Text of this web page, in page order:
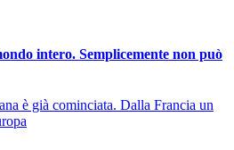
intero. Semplicemente non può